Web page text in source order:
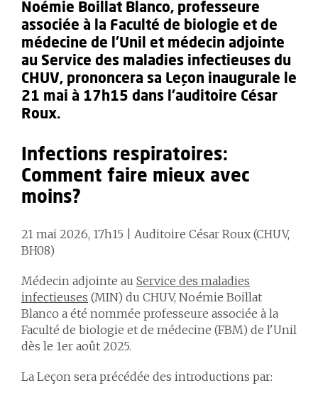
Noémie Boillat Blanco, professeure
associée à la Faculté de biologie et de
médecine de l'Unil et médecin adjointe
au Service des maladies infectieuses du
CHUV, prononcera sa Leçon inaugurale le
21 mai à 17h15 dans l'auditoire César
Roux.
Infections respiratoires:
Comment faire mieux avec
moins?
21 mai 2026, 17h15 | Auditoire César Roux (CHUV,
BH08)
Médecin adjointe au Service des maladies
infectieuses (MIN) du CHUV, Noémie Boillat
Blanco a été nommée professeure associée à la
Faculté de biologie et de médecine (FBM) de l'Unil
dès le 1er août 2025.
La Leçon sera précédée des introductions par: